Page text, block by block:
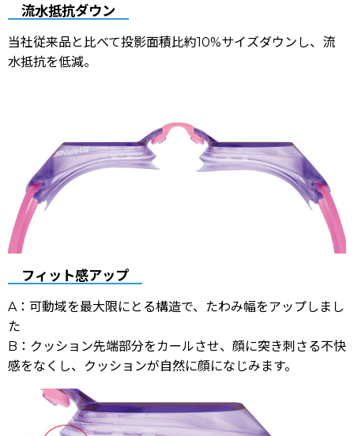
流水抵抗ダウン
当社従来品と比べて投影面積比約10%サイズダウンし、流
水抵抗を低減。
フィット感アップ
A：可動域を最大限にとる構造で、たわみ幅をアップしまし
た
B：クッション先端部分をカールさせ、顔に突き刺さる不快
感をなくし、クッションが自然に顔になじみます。